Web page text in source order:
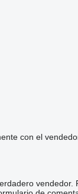
con el